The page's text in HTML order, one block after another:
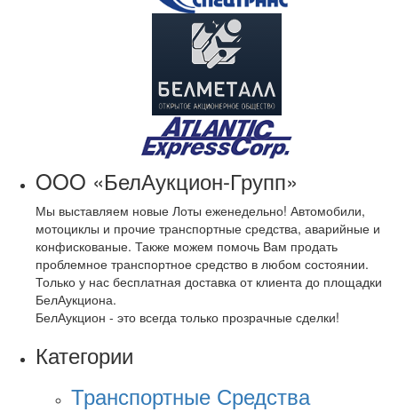
OOO «БелАукцион-Групп»
Мы выставляем новые Лоты еженедельно! Автомобили,
мотоциклы и прочие транспортные средства, аварийные и
конфискованые. Также можем помочь Вам продать
проблемное транспортное средство в любом состоянии.
Только у нас бесплатная доставка от клиента до площадки
БелАукциона.
БелАукцион - это всегда только прозрачные сделки!
Категории
Транспортные Средства